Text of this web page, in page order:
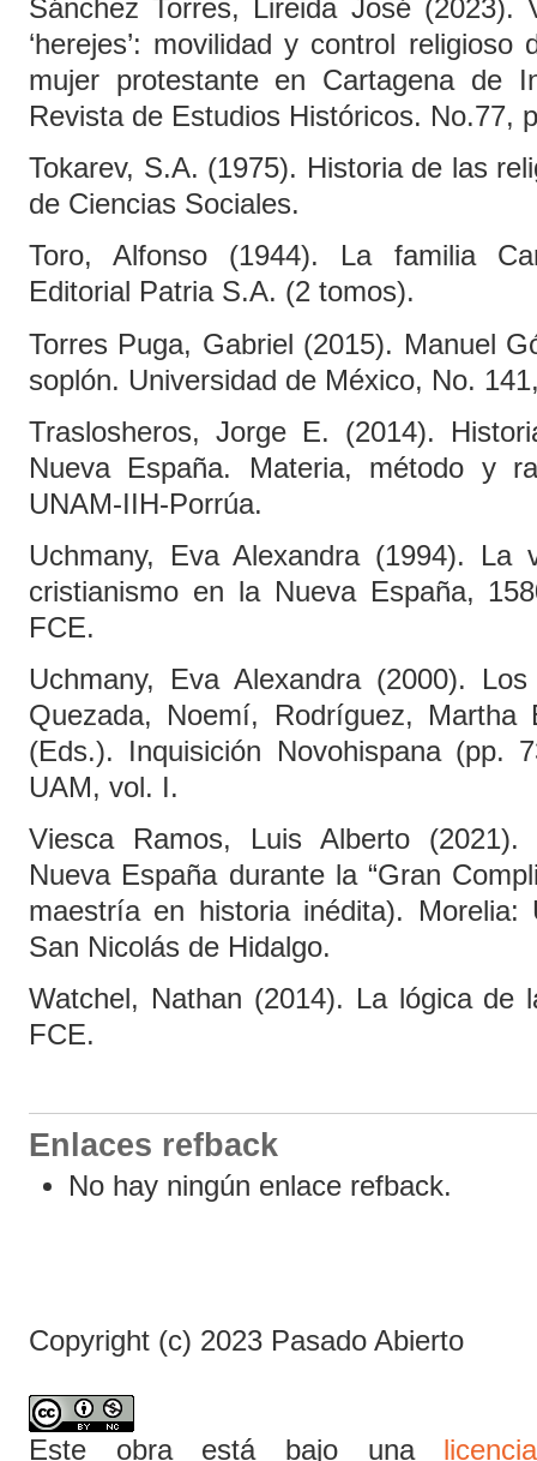
Sánchez Torres, Lireida José (2023).
‘herejes’: movilidad y control
mujer protestante en Cartagena de
Revista de Estudios Históricos. No.77,
Tokarev, S.A. (1975). Historia de las
de Ciencias Sociales.
Toro, Alfonso (1944). La familia
Editorial Patria S.A. (2 tomos).
Torres Puga, Gabriel (2015). Manuel
soplón. Universidad de México, No.
Traslosheros, Jorge E. (2014).
Nueva España. Materia, método y
UNAM-IIH-Porrúa.
Uchmany, Eva Alexandra (1994).
cristianismo en la Nueva España,
FCE.
Uchmany, Eva Alexandra (2000).
Quezada, Noemí, Rodríguez, Martha
(Eds.). Inquisición Novohispana (pp.
UAM, vol. I.
Viesca Ramos, Luis Alberto
Nueva España durante la “Gran
maestría en historia inédita). Morelia:
San Nicolás de Hidalgo.
Watchel, Nathan (2014). La lógica de
FCE.
Enlaces refback
No hay ningún enlace refback.
Copyright (c) 2023 Pasado Abierto
Este obra está bajo una